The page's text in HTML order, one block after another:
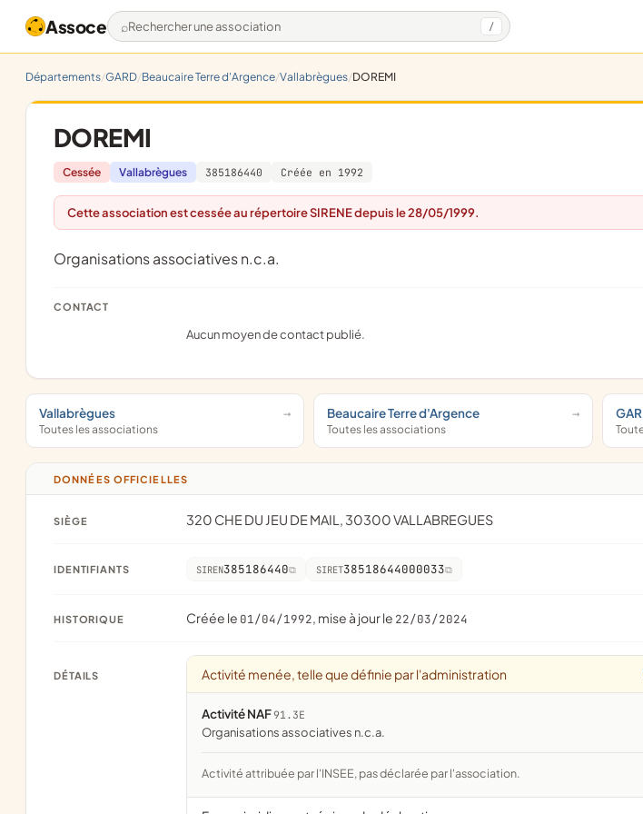
Assoce Rechercher une association /
Départements GARD Beaucaire Terre d'Argence Vallabrègues DOREMI
DOREMI
Cessée Vallabrègues 385186440 Créée en 1992
Cette association est cessée au répertoire SIRENE depuis le 28/05/1999.
Organisations associatives n.c.a.
CONTACT
Aucun moyen de contact publié.
Vallabrègues
Toutes les associations
Beaucaire Terre d'Argence
Toutes les associations
DONNÉES OFFICIELLES
SIÈGE 320 CHE DU JEU DE MAIL, 30300 VALLABREGUES
IDENTIFIANTS SIREN385186440 SIRET38518644000033
HISTORIQUE Créée le 01/04/1992, mise à jour le 22/03/2024
DÉTAILS Activité menée, telle que définie par l'administration
Activité NAF91.3E
Organisations associatives n.c.a.
Activité attribuée par l'INSEE, pas déclarée par l'association.